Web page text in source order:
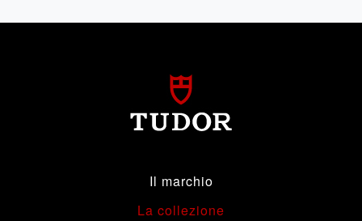
Il marchio
La collezione